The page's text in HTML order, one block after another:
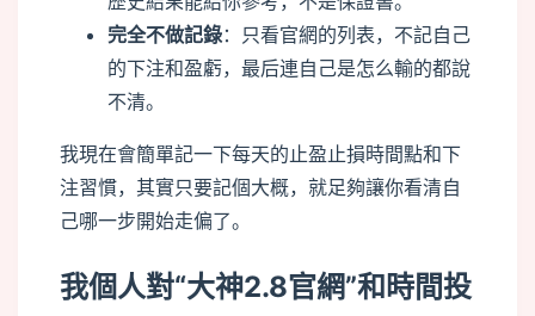
完全不做記錄：只看官網的列表，不記自己
的下注和盈虧，最后連自己是怎么輸的都說
不清。
我現在會簡單記一下每天的止盈止損時間點和下
注習慣，其實只要記個大概，就足夠讓你看清自
己哪一步開始走偏了。
我個人對“大神2.8官網”和時間投